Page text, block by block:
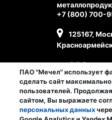
Личный
+7 (800) 700-
125167,
ПАО "Мечел" использует
сделать сайт
пользователей.
сайтом, Вы выражаете
персональных данных